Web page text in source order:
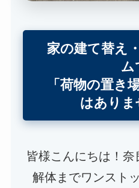
家の建て替え
ム
「荷物の置き
はありま
皆様こんにちは！
解体までワンスト